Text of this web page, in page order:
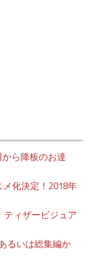
ら降板のお達
メ化決定！2018年
ティザービジュア
るいは総集編か